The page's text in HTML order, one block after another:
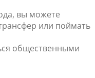
вы можете
или поймать
общественными